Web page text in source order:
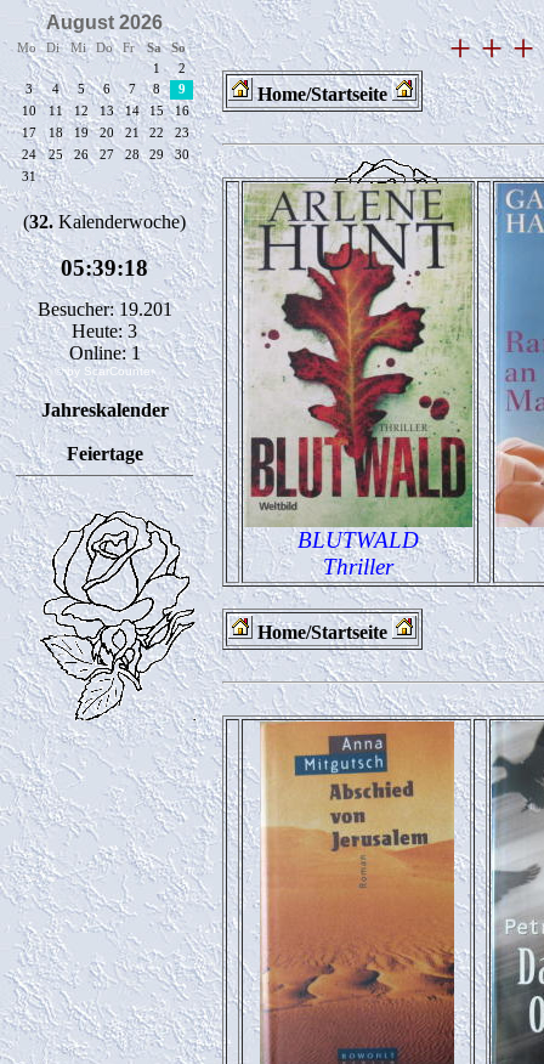
Besucher: 19.201
Heute: 3
Online: 1
© by ScarCounter
Jahreskalender
Feiertage
+ + +
Home/Startseite
BLUTWALD
Thriller
Home/Startseite